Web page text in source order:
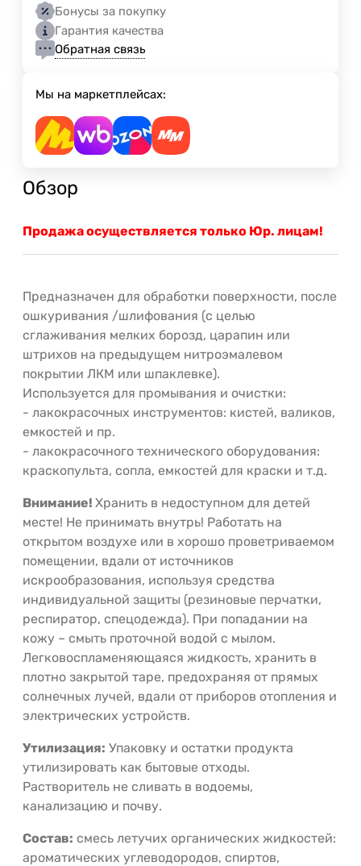
Бонусы за покупку
Гарантия качества
Обратная связь
Мы на маркетплейсах:
Обзор
Продажа осуществляется только Юр. лицам!
Предназначен для обработки поверхности, после
ошкуривания /шлифования (с целью
сглаживания мелких борозд, царапин или
штрихов на предыдущем нитроэмалевом
покрытии ЛКМ или шпаклевке).
Используется для промывания и очистки:
- лакокрасочных инструментов: кистей, валиков,
емкостей и пр.
- лакокрасочного технического оборудования:
краскопульта, сопла, емкостей для краски и т.д.
Внимание! Хранить в недоступном для детей
месте! Не принимать внутрь! Работать на
открытом воздухе или в хорошо проветриваемом
помещении, вдали от источников
искрообразования, используя средства
индивидуальной защиты (резиновые перчатки,
респиратор, спецодежда). При попадании на
кожу – смыть проточной водой с мылом.
Легковоспламеняющаяся жидкость, хранить в
плотно закрытой таре, предохраняя от прямых
солнечных лучей, вдали от приборов отопления и
электрических устройств.
Утилизация: Упаковку и остатки продукта
утилизировать как бытовые отходы.
Растворитель не сливать в водоемы,
канализацию и почву.
Состав: смесь летучих органических жидкостей:
ароматических углеводородов, спиртов,